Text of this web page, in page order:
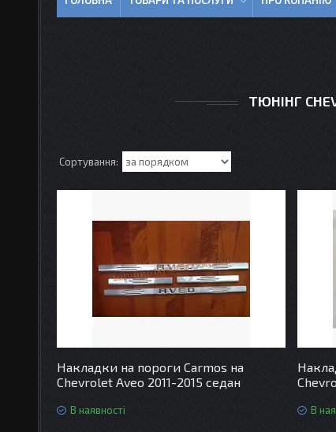
ТЮНІНГ
Накладки на пороги Carmos на
Chevrolet Aveo 2011-2015 седан
В наявності В